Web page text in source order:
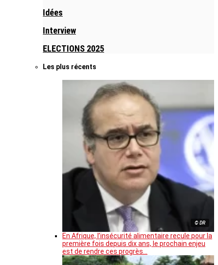
Idées
Interview
ELECTIONS 2025
Les plus récents
© DR
En Afrique, l’insécurité alimentaire recule pour la
première fois depuis dix ans, le prochain enjeu
est de rendre ces progrès…